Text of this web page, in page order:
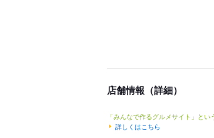
店舗情報（詳細）
「みんなで作るグルメサイト」と
詳しくはこちら